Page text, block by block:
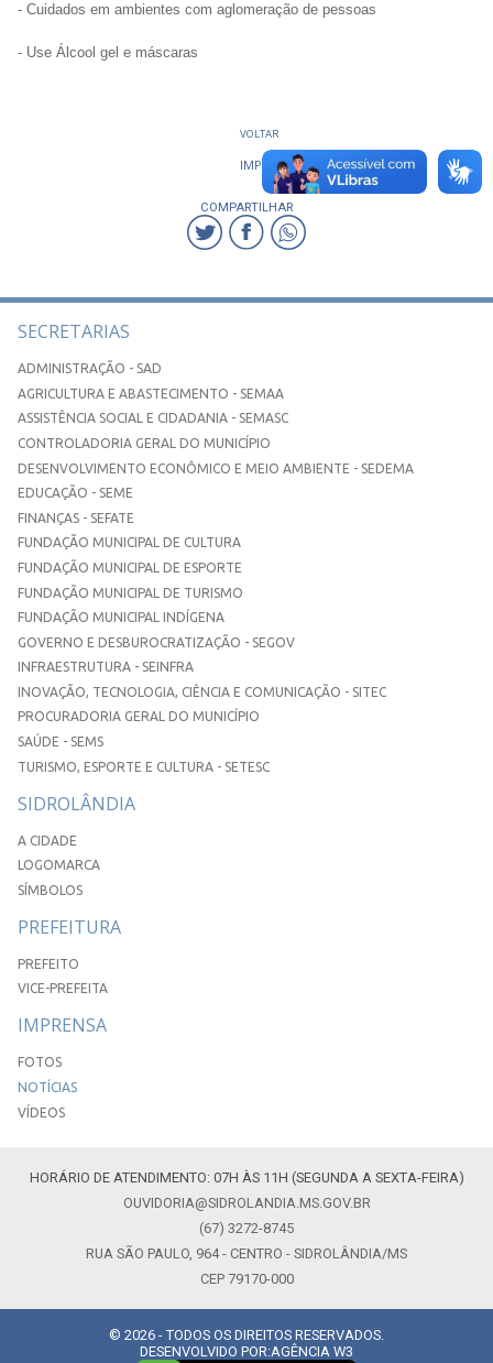
- Cuidados em ambientes com aglomeração de pessoas
- Use Álcool gel e máscaras
VOLTAR
IMPRIMIR
COMPARTILHAR
SECRETARIAS
ADMINISTRAÇÃO - SAD
AGRICULTURA E ABASTECIMENTO - SEMAA
ASSISTÊNCIA SOCIAL E CIDADANIA - SEMASC
CONTROLADORIA GERAL DO MUNICÍPIO
DESENVOLVIMENTO ECONÔMICO E MEIO AMBIENTE - SEDEMA
EDUCAÇÃO - SEME
FINANÇAS - SEFATE
FUNDAÇÃO MUNICIPAL DE CULTURA
FUNDAÇÃO MUNICIPAL DE ESPORTE
FUNDAÇÃO MUNICIPAL DE TURISMO
FUNDAÇÃO MUNICIPAL INDÍGENA
GOVERNO E DESBUROCRATIZAÇÃO - SEGOV
INFRAESTRUTURA - SEINFRA
INOVAÇÃO, TECNOLOGIA, CIÊNCIA E COMUNICAÇÃO - SITEC
PROCURADORIA GERAL DO MUNICÍPIO
SAÚDE - SEMS
TURISMO, ESPORTE E CULTURA - SETESC
SIDROLÂNDIA
A CIDADE
LOGOMARCA
SÍMBOLOS
PREFEITURA
PREFEITO
VICE-PREFEITA
IMPRENSA
FOTOS
NOTÍCIAS
VÍDEOS
HORÁRIO DE ATENDIMENTO: 07H ÀS 11H (SEGUNDA A SEXTA-FEIRA)
OUVIDORIA@SIDROLANDIA.MS.GOV.BR
(67) 3272-8745
RUA SÃO PAULO, 964 - CENTRO - SIDROLÂNDIA/MS
CEP 79170-000
© 2026 - TODOS OS DIREITOS RESERVADOS.
DESENVOLVIDO POR:AGÊNCIA W3